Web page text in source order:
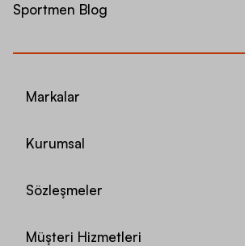
Sportmen Blog
Markalar
Kurumsal
Sözleşmeler
Müşteri Hizmetleri